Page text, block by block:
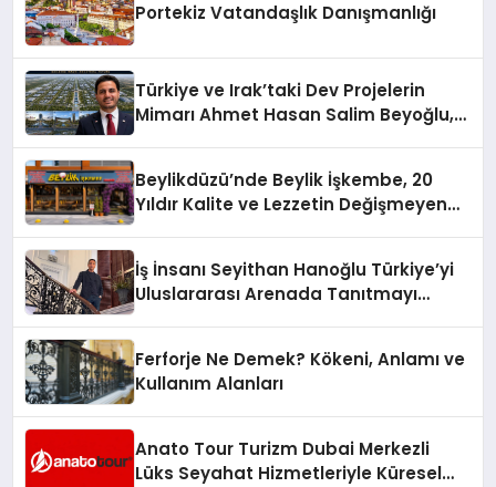
Portekiz Vatandaşlık Danışmanlığı
Türkiye ve Irak’taki Dev Projelerin
Mimarı Ahmet Hasan Salim Beyoğlu,
Hayata Geçirecek
Beylikdüzü’nde Beylik İşkembe, 20
Yıldır Kalite ve Lezzetin Değişmeyen
İş İnsanı Seyithan Hanoğlu Türkiye’yi
Uluslararası Arenada Tanıtmayı
Ferforje Ne Demek? Kökeni, Anlamı ve
Kullanım Alanları
Anato Tour Turizm Dubai Merkezli
Lüks Seyahat Hizmetleriyle Küresel